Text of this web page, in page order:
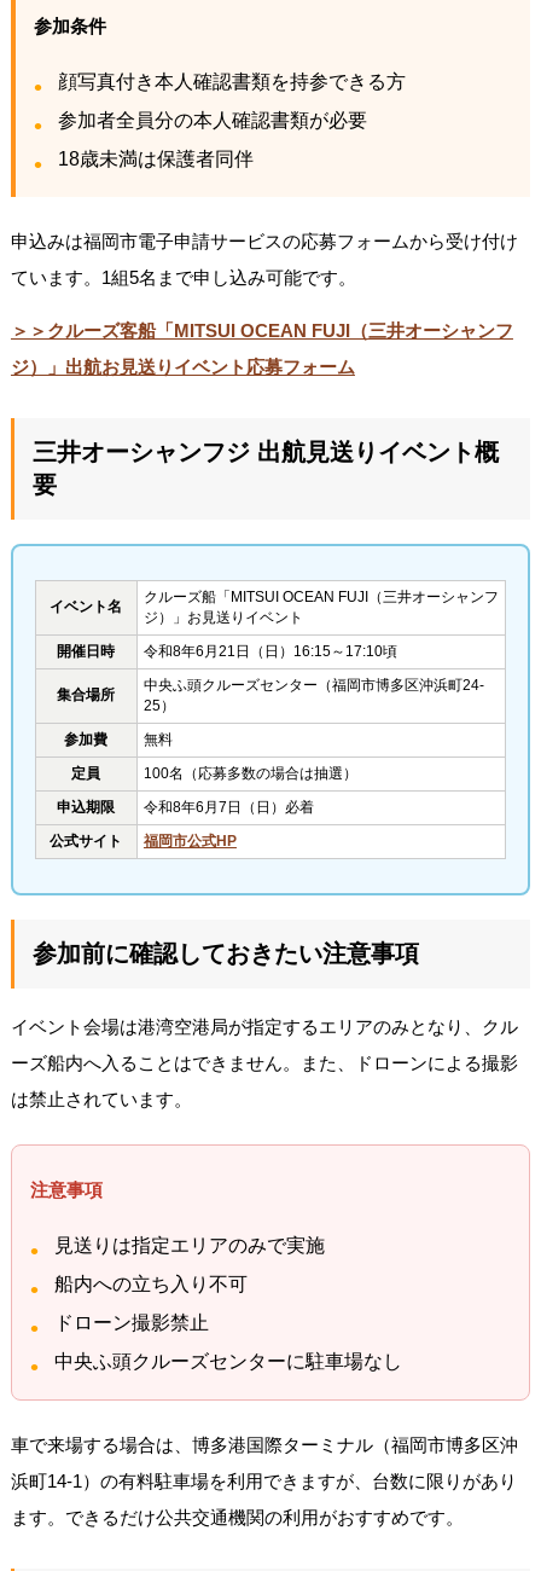
参加条件
顔写真付き本人確認書類を持参できる方
参加者全員分の本人確認書類が必要
18歳未満は保護者同伴
申込みは福岡市電子申請サービスの応募フォームから受け付け
ています。1組5名まで申し込み可能です。
＞＞クルーズ客船「MITSUI OCEAN FUJI（三井オーシャンフ
ジ）」出航お見送りイベント応募フォーム
三井オーシャンフジ 出航見送りイベント概
要
イベント名
クルーズ船「MITSUI OCEAN FUJI（三井オーシャンフ
ジ）」お見送りイベント
開催日時
令和8年6月21日（日）16:15～17:10頃
集合場所
中央ふ頭クルーズセンター（福岡市博多区沖浜町24-
25）
参加費
無料
定員
100名（応募多数の場合は抽選）
申込期限
令和8年6月7日（日）必着
公式サイト
福岡市公式HP
参加前に確認しておきたい注意事項
イベント会場は港湾空港局が指定するエリアのみとなり、クル
ーズ船内へ入ることはできません。また、ドローンによる撮影
は禁止されています。
注意事項
見送りは指定エリアのみで実施
船内への立ち入り不可
ドローン撮影禁止
中央ふ頭クルーズセンターに駐車場なし
車で来場する場合は、博多港国際ターミナル（福岡市博多区沖
浜町14-1）の有料駐車場を利用できますが、台数に限りがあり
ます。できるだけ公共交通機関の利用がおすすめです。